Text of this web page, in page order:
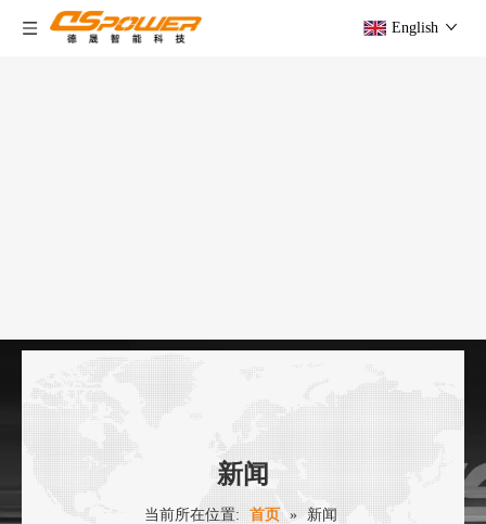
English
新闻
当前所在位置: 首页 » 新闻